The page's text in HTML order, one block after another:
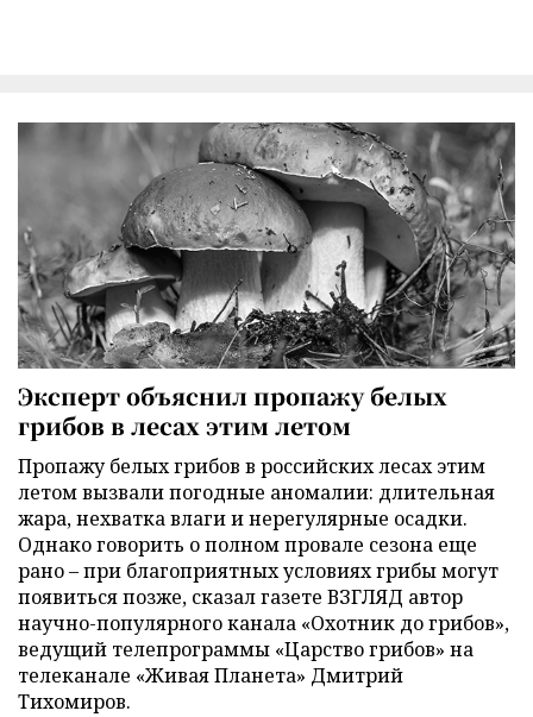
Эксперт объяснил пропажу белых
грибов в лесах этим летом
Пропажу белых грибов в российских лесах этим
летом вызвали погодные аномалии: длительная
жара, нехватка влаги и нерегулярные осадки.
Однако говорить о полном провале сезона еще
рано – при благоприятных условиях грибы могут
появиться позже, сказал газете ВЗГЛЯД автор
научно-популярного канала «Охотник до грибов»,
ведущий телепрограммы «Царство грибов» на
телеканале «Живая Планета» Дмитрий
Тихомиров.